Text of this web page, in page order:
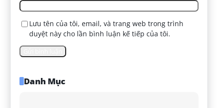
Lưu tên của tôi, email, và trang web trong trình
duyệt này cho lần bình luận kế tiếp của tôi.
Danh Mục